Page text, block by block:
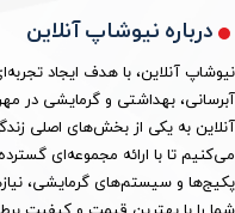
درباره نیوشاپ آنلاین
نیوشاپ آنلاین، با هدف ایجاد
آنلاین به یکی از بخش‌های اصلی
می‌کنیم تا با ارائه مجموعه‌ای
پکیج‌ها و سیستم‌های گرمایشی،